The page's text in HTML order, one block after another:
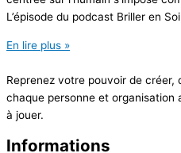
L’épisode du podcast Briller en Soi
En lire plus »
Reprenez votre pouvoir de créer,
chaque personne et
à jouer.
Informations